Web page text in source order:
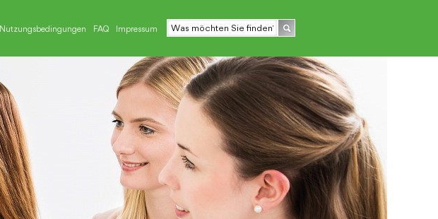
Nutzungsbedingungen FAQ Impressum